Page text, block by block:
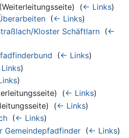
(← Links)
(← Links)
Kloster Schäftlarn‎ (←
(← Links)
)
)
(← Links)
(← Links)
‎ (← Links)
Gemeindepfadfinder‎ (← Links)